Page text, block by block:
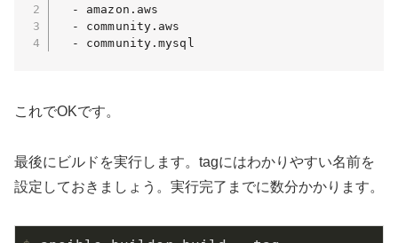
  - amazon.aws
  - community.aws
  - community.mysql
これでOKです。
最後にビルドを実行します。tagにはわかりやすい名前を
設定しておきましょう。実行完了までに数分かかります。